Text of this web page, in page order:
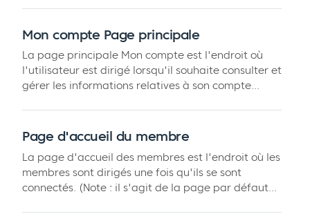
Mon compte Page principale
La page principale Mon compte est l'endroit où
l'utilisateur est dirigé lorsqu'il souhaite consulter et
gérer les informations relatives à son compte...
Page d'accueil du membre
La page d'accueil des membres est l'endroit où les
membres sont dirigés une fois qu'ils se sont
connectés. (Note : il s'agit de la page par défaut...